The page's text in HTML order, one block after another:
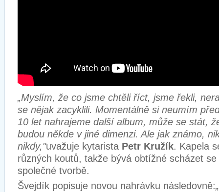
„Myslím, že co jsme chtěli říct, jsme řekli,
se nějak zacyklili. Momentálně si neumím
10 let nahrajeme další album, může se stát,
budou někde v jiné dimenzi. Ale jak známo,
nikdy,"uvažuje kytarista Petr Kružík. Kapela
různých koutů, takže bývá obtížné scházet
společné tvorbě.
Švejdík popisuje novou nahrávku následovně: